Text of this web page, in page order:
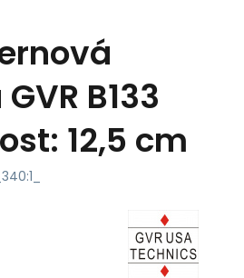
B133
12,5 cm